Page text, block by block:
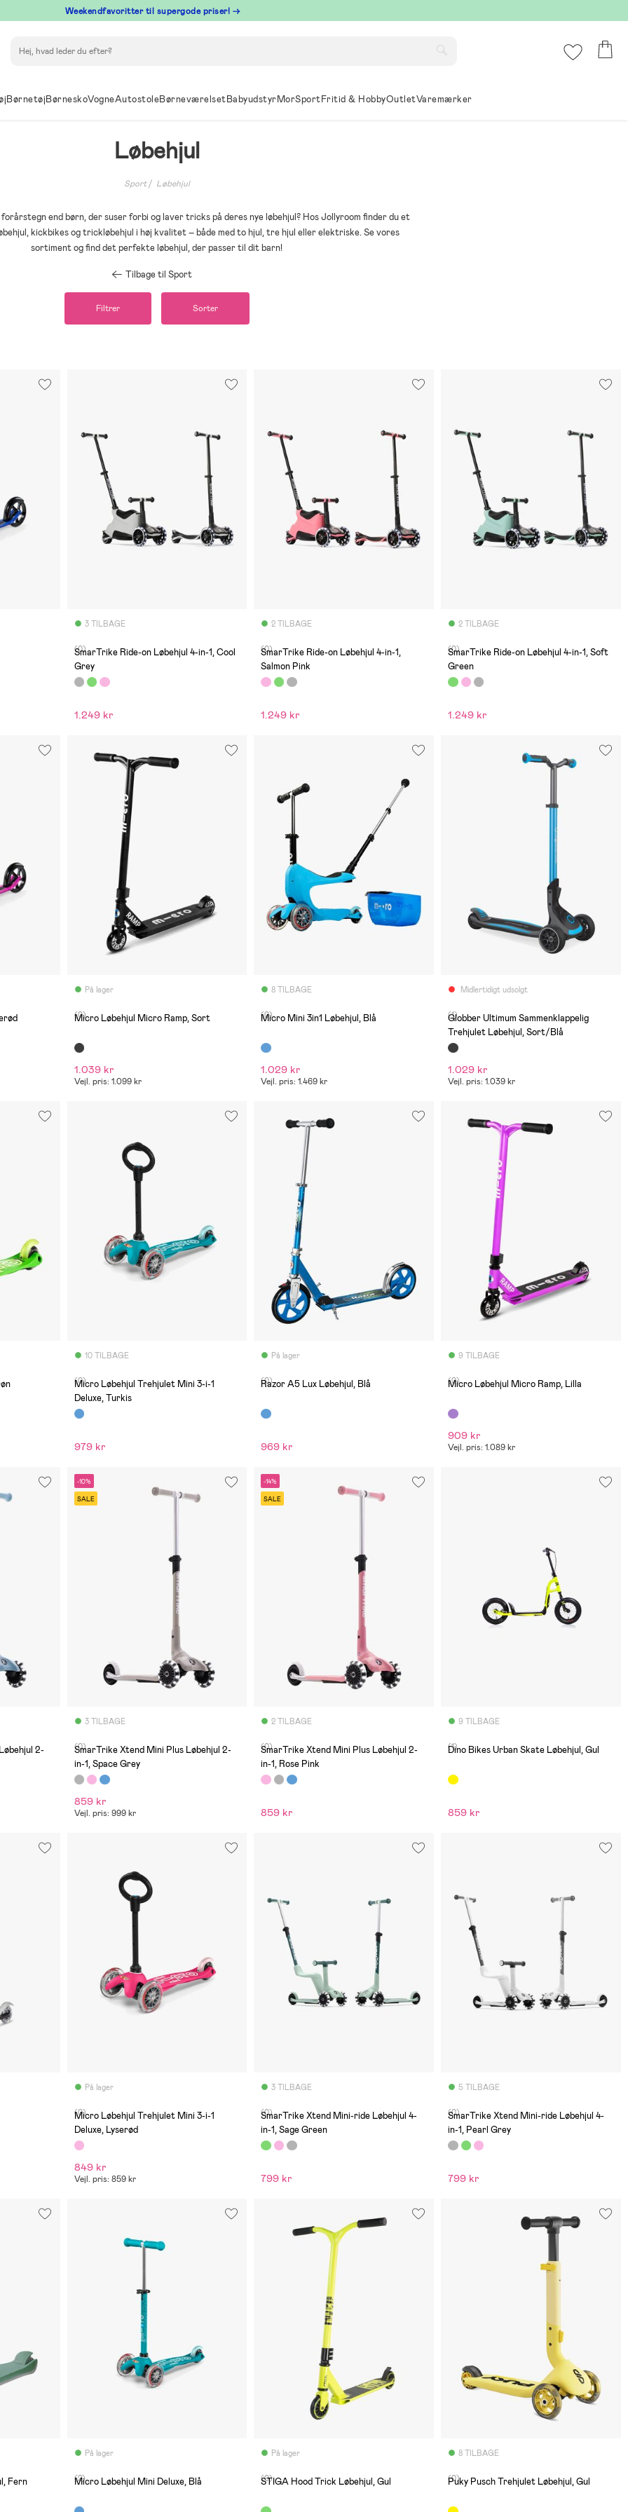
⁠ Weekendfavoritter til supergode priser! →
BørnetøjBørneskoVogneAutostoleBørneværelsetBabyudstyrMorSportFritid & HobbyOutletVaremærker
Løbehjul
Sport Løbehjul
end børn, der suser forbi og laver tricks på deres nye løbehjul? Hos Jollyroom finder du et
kickbikes og trickløbehjul i høj kvalitet – både med to hjul, tre hjul eller elektriske. Se vores
sortiment og find det perfekte løbehjul, der passer til dit barn!
Tilbage til Sport
Filtrer Sorter
3 TILBAGE
(0)
SmarTrike Ride-on Løbehjul 4-in-1, Cool
Grey
1.249 kr
2 TILBAGE
(0)
SmarTrike Ride-on Løbehjul 4-in-1,
Salmon Pink
1.249 kr
2 TILBAGE
(0)
SmarTrike Ride-on Løbehjul 4-in-1, Soft
Green
1.249 kr
På lager
(0)
Micro Løbehjul Micro Ramp, Sort
1.039 kr
Vejl. pris: 1.099 kr
8 TILBAGE
(0)
Micro Mini 3in1 Løbehjul, Blå
1.029 kr
Vejl. pris: 1.469 kr
Midlertidigt udsolgt
(1)
Globber Ultimum Sammenklappelig
Trehjulet Løbehjul, Sort/Blå
1.029 kr
Vejl. pris: 1.039 kr
10 TILBAGE
(0)
Micro Løbehjul Trehjulet Mini 3-i-1
Deluxe, Turkis
979 kr
På lager
(0)
Razor A5 Lux Løbehjul, Blå
969 kr
9 TILBAGE
(0)
Micro Løbehjul Micro Ramp, Lilla
909 kr
Vejl. pris: 1.089 kr
2-
-10%
SALE
3 TILBAGE
(0)
SmarTrike Xtend Mini Plus Løbehjul 2-
in-1, Space Grey
859 kr
Vejl. pris: 999 kr
-14%
SALE
2 TILBAGE
(0)
SmarTrike Xtend Mini Plus Løbehjul 2-
in-1, Rose Pink
859 kr
9 TILBAGE
(1)
Dino Bikes Urban Skate Løbehjul, Gul
859 kr
På lager
(0)
Micro Løbehjul Trehjulet Mini 3-i-1
Deluxe, Lyserød
849 kr
Vejl. pris: 859 kr
3 TILBAGE
(0)
SmarTrike Xtend Mini-ride Løbehjul 4-
in-1, Sage Green
799 kr
5 TILBAGE
(0)
SmarTrike Xtend Mini-ride Løbehjul 4-
in-1, Pearl Grey
799 kr
Fern
På lager
(2)
Micro Løbehjul Mini Deluxe, Blå
På lager
(0)
STIGA Hood Trick Løbehjul, Gul
8 TILBAGE
(0)
Puky Pusch Trehjulet Løbehjul, Gul